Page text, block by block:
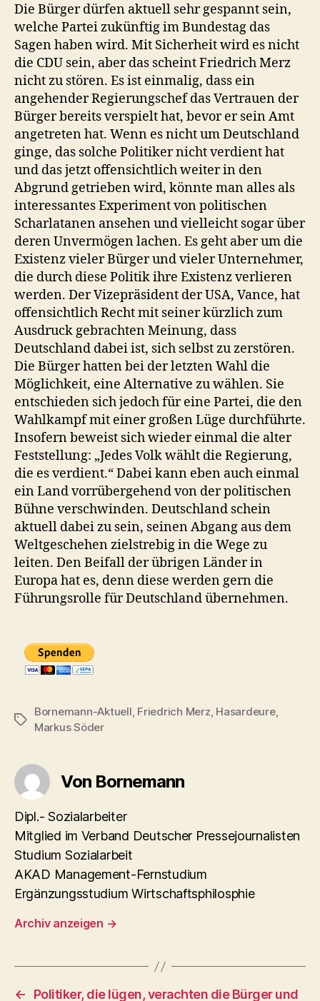
Die Bürger dürfen aktuell sehr gespannt sein,
welche Partei zukünftig im Bundestag das
Sagen haben wird. Mit Sicherheit wird es nicht
die CDU sein, aber das scheint Friedrich Merz
nicht zu stören. Es ist einmalig, dass ein
angehender Regierungschef das Vertrauen der
Bürger bereits verspielt hat, bevor er sein Amt
angetreten hat. Wenn es nicht um Deutschland
ginge, das solche Politiker nicht verdient hat
und das jetzt offensichtlich weiter in den
Abgrund getrieben wird, könnte man alles als
interessantes Experiment von politischen
Scharlatanen ansehen und vielleicht sogar über
deren Unvermögen lachen. Es geht aber um die
Existenz vieler Bürger und vieler Unternehmer,
die durch diese Politik ihre Existenz verlieren
werden. Der Vizepräsident der USA, Vance, hat
offensichtlich Recht mit seiner kürzlich zum
Ausdruck gebrachten Meinung, dass
Deutschland dabei ist, sich selbst zu zerstören.
Die Bürger hatten bei der letzten Wahl die
Möglichkeit, eine Alternative zu wählen. Sie
entschieden sich jedoch für eine Partei, die den
Wahlkampf mit einer großen Lüge durchführte.
Insofern beweist sich wieder einmal die alter
Feststellung: „Jedes Volk wählt die Regierung,
die es verdient.“ Dabei kann eben auch einmal
ein Land vorrübergehend von der politischen
Bühne verschwinden. Deutschland schein
aktuell dabei zu sein, seinen Abgang aus dem
Weltgeschehen zielstrebig in die Wege zu
leiten. Den Beifall der übrigen Länder in
Europa hat es, denn diese werden gern die
Führungsrolle für Deutschland übernehmen.
Schlagwörter
Bornemann-Aktuell, Friedrich Merz, Hasardeure,
Markus Söder
Von Bornemann
Dipl.- Sozialarbeiter
Mitglied im Verband Deutscher Pressejournalisten
Studium Sozialarbeit
AKAD Management-Fernstudium
Ergänzungsstudium Wirtschaftsphilosphie
Archiv anzeigen →
← Politiker, die lügen, verachten die Bürger und